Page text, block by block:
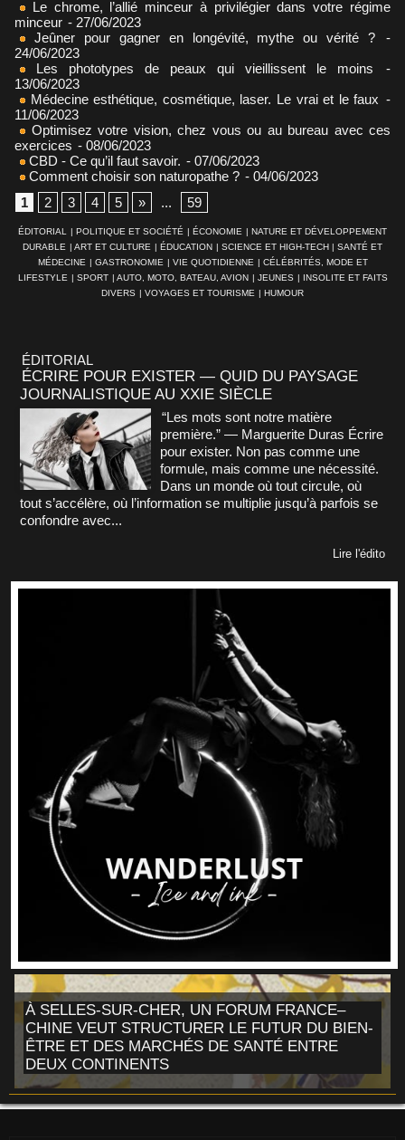
Le chrome, l’allié minceur à privilégier dans votre régime
minceur - 27/06/2023
Jeûner pour gagner en longévité, mythe ou vérité ?
-
24/06/2023
Les phototypes de peaux qui vieillissent le moins
-
13/06/2023
Médecine esthétique, cosmétique, laser. Le vrai et le faux -
11/06/2023
Optimisez votre vision, chez vous ou au bureau avec ces
exercices - 08/06/2023
CBD - Ce qu’il faut savoir. - 07/06/2023
Comment choisir son naturopathe ? - 04/06/2023
1
2 3 4 5 » ... 59
ÉDITORIAL | POLITIQUE ET SOCIÉTÉ | ÉCONOMIE | NATURE ET DÉVELOPPEMENT
DURABLE | ART ET CULTURE | ÉDUCATION | SCIENCE ET HIGH-TECH | SANTÉ ET
MÉDECINE | GASTRONOMIE | VIE QUOTIDIENNE | CÉLÉBRITÉS, MODE ET
LIFESTYLE | SPORT | AUTO, MOTO, BATEAU, AVION | JEUNES | INSOLITE ET FAITS
DIVERS | VOYAGES ET TOURISME | HUMOUR
ÉDITORIAL
ÉCRIRE POUR EXISTER — QUID DU PAYSAGE
JOURNALISTIQUE AU XXIE SIÈCLE
“Les mots sont notre matière
première.” — Marguerite Duras Écrire
pour exister. Non pas comme une
formule, mais comme une nécessité.
Dans un monde où tout circule, où
tout s’accélère, où l’information se multiplie jusqu’à parfois se
confondre avec...
Lire l'édito
À SELLES-SUR-CHER, UN FORUM FRANCE–
CHINE VEUT STRUCTURER LE FUTUR DU BIEN-
ÊTRE ET DES MARCHÉS DE SANTÉ ENTRE
DEUX CONTINENTS